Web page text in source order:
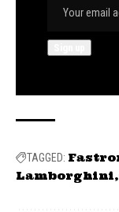
TAGGED:
Lamborghini